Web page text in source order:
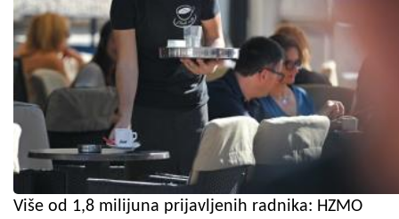
Više od 1,8 milijuna prijavljenih radnika: HZMO